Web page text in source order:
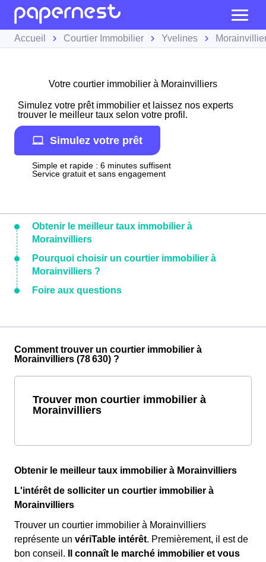
Accueil Courtier Immobilier Yvelines
Votre courtier immobilier à Morainvilliers
Simulez votre prêt immobilier et laissez nos experts
trouver le meilleur taux selon votre profil.
Simulez votre prêt
Simple et rapide : 6 minutes suffisent
Service gratuit et sans engagement
Obtenir le meilleur taux immobilier à
Morainvilliers
Pourquoi choisir un courtier immobilier à
Morainvilliers ?
Foire aux questions
Comment trouver un courtier immobilier à
Morainvilliers (78 630) ?
Trouver mon courtier immobilier à
Morainvilliers
Obtenir le meilleur taux immobilier à Morainvilliers
L'intérêt de solliciter un courtier immobilier à
Morainvilliers
Trouver un courtier immobilier à Morainvilliers
représente un vériTable intérêt. Premièrement, il est de
bon conseil.
Il connaît le marché immobilier et vous